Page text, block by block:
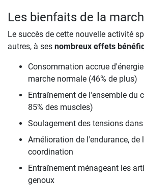
Les bienfaits de la
Le succès de cette nouvelle activité
autres, à ses nombreux effets
Consommation accrue
marche normale (46% de plus)
Entraînement de l'ensemble du
85% des muscles)
Soulagement des tensions
Amélioration de l'endurance, de
coordination
Entraînement ménageant les
genoux